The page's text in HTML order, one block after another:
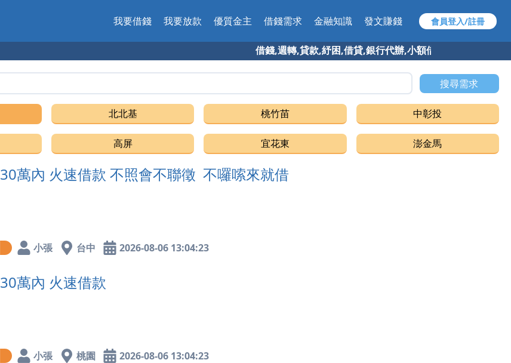
我要借錢 我要放款 優質金主 借錢需求 金融知識 發文賺錢 會員登入/註冊
借錢,週轉,貸款,紓困,借貸,銀行代辦,小額借款,快速借錢 找 97速借
搜尋需求
北北基 桃竹苗 中彰投
高屏 宜花東 澎金馬
30萬內 火速借款 不照會不聯徵 不囉嗦來就借
小張 台中 2026-08-06 13:04:23
30萬內 火速借款
小張 桃園 2026-08-06 13:04:23